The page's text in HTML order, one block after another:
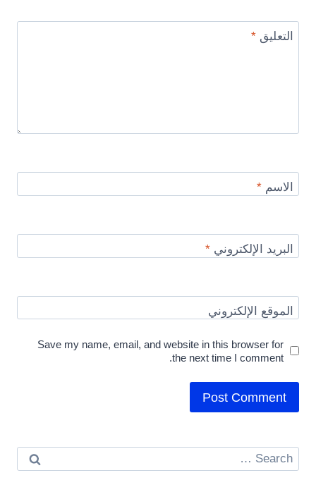
التعليق*
الاسم*
البريد الإلكتروني*
الموقع الإلكتروني
Save my name, email, and website in this browser for
the next time I comment.
Search
for: